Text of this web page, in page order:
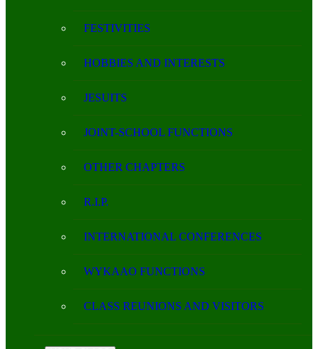
FESTIVITIES
HOBBIES AND INTERESTS
JESUITS
JOINT-SCHOOL FUNCTIONS
OTHER CHAPTERS
R.I.P.
INTERNATIONAL CONFERENCES
WYKAAO FUNCTIONS
CLASS REUNIONS AND VISITORS